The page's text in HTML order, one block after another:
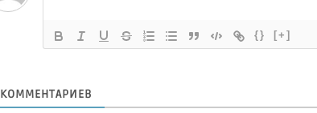
{} [+]
КОММЕНТАРИЕВ